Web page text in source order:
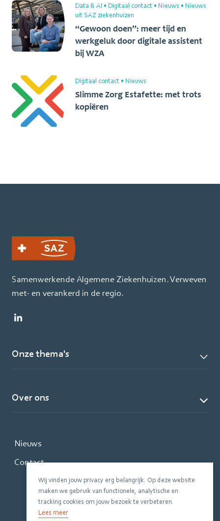
Wij vinden jouw privacy erg belangrijk. Op deze website
maken we gebruik van functionele, analytische en
tracking cookies om jouw bezoek te verbeteren.
Lees meer
Data & AI • Digitaal contact • Nieuws • Nieuws
uit SAZ ziekenhuizen
“Gewoon doen”: meer tijd en
werkgeluk door digitale assistent
bij WZA
Digitaal contact • Nieuws
Slimme Zorg Estafette: met trots
kopiëren
Samenwerkende Algemene Ziekenhuizen. Verweven
met- en verankerd in de regio.
Onze thema's
Over ons
Nieuws
Contact